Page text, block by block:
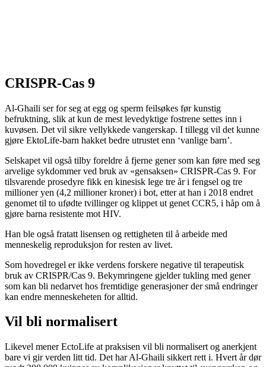
CRISPR-Cas 9
Al-Ghaili ser for seg at egg og sperm feilsøkes før kunstig
befruktning, slik at kun de mest levedyktige fostrene settes inn i
kuvøsen. Det vil sikre vellykkede vangerskap. I tillegg vil det kunne
gjøre EktoLife-barn hakket bedre utrustet enn ‘vanlige barn’.
Selskapet vil også tilby foreldre å fjerne gener som kan føre med seg
arvelige sykdommer ved bruk av «gensaksen» CRISPR-Cas 9. For
tilsvarende prosedyre fikk en kinesisk lege tre år i fengsel og tre
millioner yen (4,2 millioner kroner) i bot, etter at han i 2018 endret
genomet til to ufødte tvillinger og klippet ut genet CCR5, i håp om å
gjøre barna resistente mot HIV.
Han ble også fratatt lisensen og rettigheten til å arbeide med
menneskelig reproduksjon for resten av livet.
Som hovedregel er ikke verdens forskere negative til terapeutisk
bruk av CRISPR/Cas 9. Bekymringene gjelder tukling med gener
som kan bli nedarvet hos fremtidige generasjoner der små endringer
kan endre menneskeheten for alltid.
Vil bli normalisert
Likevel mener EctoLife at praksisen vil bli normalisert og anerkjent
bare vi gir verden litt tid. Det har Al-Ghaili sikkert rett i. Hvert år dør